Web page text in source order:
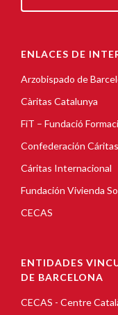
ENLACES DE
Arzobispado de
Càritas Catalunya
FiT – Fundació
Confederación
Cáritas Internacional
Fundación Vivienda
CECAS
ENTIDADES
DE BARCELONA
CECAS - Centre